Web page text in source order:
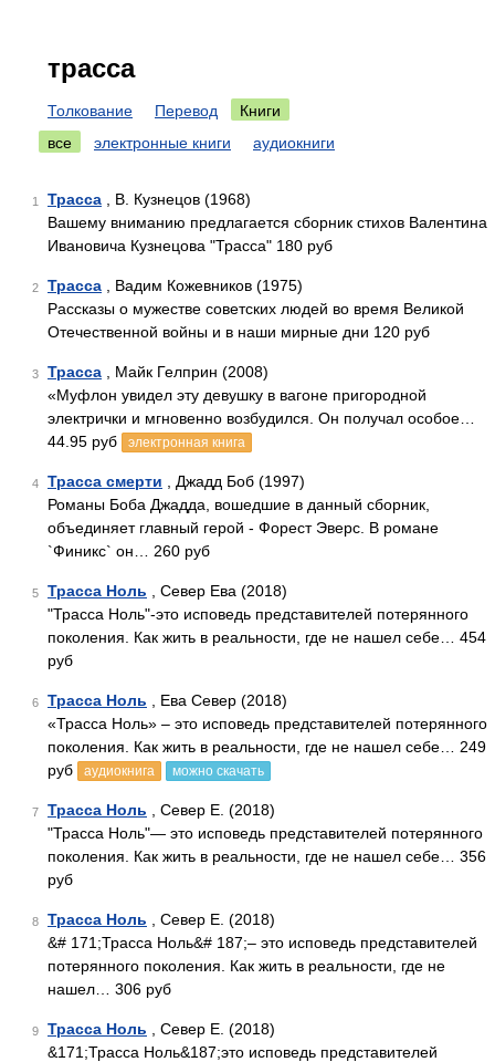
трасса
Толкование Перевод
Книги
все
электронные книги аудиокниги
1 Трасса , В. Кузнецов (1968)
Вашему вниманию предлагается сборник стихов Валентина
Ивановича Кузнецова "Трасса" 180 руб
2 Трасса , Вадим Кожевников (1975)
Рассказы о мужестве советских людей во время Великой
Отечественной войны и в наши мирные дни 120 руб
3 Трасса , Майк Гелприн (2008)
«Муфлон увидел эту девушку в вагоне пригородной
электрички и мгновенно возбудился. Он получал особое…
44.95 руб
электронная книга
4 Трасса смерти , Джадд Боб (1997)
Романы Боба Джадда, вошедшие в данный сборник,
объединяет главный герой - Форест Эверс. В романе
`Финикс` он… 260 руб
5 Трасса Ноль , Север Ева (2018)
"Трасса Ноль"-это исповедь представителей потерянного
поколения. Как жить в реальности, где не нашел себе… 454
руб
6 Трасса Ноль , Ева Север (2018)
«Трасса Ноль» – это исповедь представителей потерянного
поколения. Как жить в реальности, где не нашел себе… 249
руб
аудиокнига можно скачать
7 Трасса Ноль , Север Е. (2018)
"Трасса Ноль"— это исповедь представителей потерянного
поколения. Как жить в реальности, где не нашел себе… 356
руб
8 Трасса Ноль , Север Е. (2018)
&# 171;Трасса Ноль&# 187;– это исповедь представителей
потерянного поколения. Как жить в реальности, где не
нашел… 306 руб
9 Трасса Ноль , Север Е. (2018)
&171;Трасса Ноль&187;это исповедь представителей